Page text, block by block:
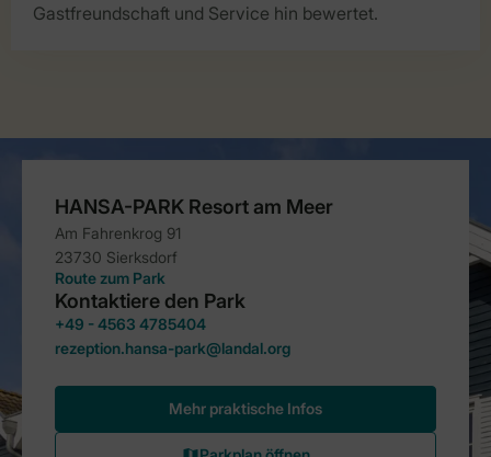
Gastfreundschaft und Service hin bewertet.